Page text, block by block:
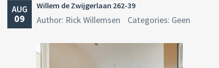
AUG
09
Willem de Zwijgerlaan 262-39
Author: Rick Willemsen Categories: Geen